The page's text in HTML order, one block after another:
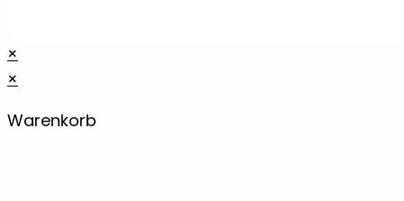
×
×
Warenkorb